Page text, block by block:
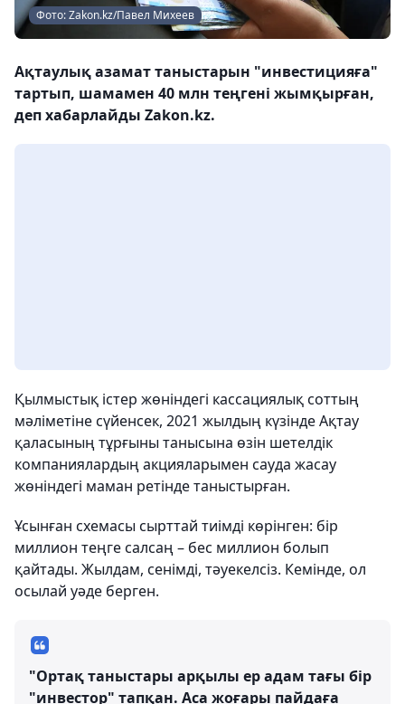
Фото: Zakon.kz/Павел Михеев
Ақтаулық азамат таныстарын "инвестицияға"
тартып, шамамен 40 млн теңгені жымқырған,
деп хабарлайды Zakon.kz.
Қылмыстық істер жөніндегі кассациялық соттың
мәліметіне сүйенсек, 2021 жылдың күзінде Ақтау
қаласының тұрғыны танысына өзін шетелдік
компаниялардың акцияларымен сауда жасау
жөніндегі маман ретінде таныстырған.
Ұсынған схемасы сырттай тиімді көрінген: бір
миллион теңге салсаң – бес миллион болып
қайтады. Жылдам, сенімді, тәуекелсіз. Кемінде, ол
осылай уәде берген.
"Ортақ таныстары арқылы ер адам тағы бір
"инвестор" тапқан. Аса жоғары пайдаға